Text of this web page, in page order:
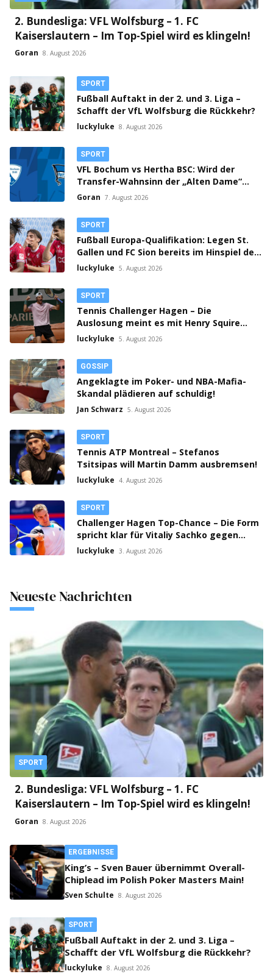
2. Bundesliga: VFL Wolfsburg – 1. FC
Kaiserslautern – Im Top-Spiel wird es klingeln!
Goran 8. August 2026
SPORT
Fußball Auftakt in der 2. und 3. Liga –
Schafft der VfL Wolfsburg die Rückkehr?
luckyluke 8. August 2026
SPORT
VFL Bochum vs Hertha BSC: Wird der
Transfer-Wahnsinn der „Alten Dame“
zum Verhängnis?
Goran 7. August 2026
SPORT
Fußball Europa-Qualifikation: Legen St.
Gallen und FC Sion bereits im Hinspiel den
Grundstein fürs Weiterkommen?
luckyluke 5. August 2026
SPORT
Tennis Challenger Hagen – Die
Auslosung meint es mit Henry Squire
gut!
luckyluke 5. August 2026
GOSSIP
Angeklagte im Poker- und NBA-Mafia-
Skandal plädieren auf schuldig!
Jan Schwarz 5. August 2026
SPORT
Tennis ATP Montreal – Stefanos
Tsitsipas will Martin Damm ausbremsen!
luckyluke 4. August 2026
SPORT
Challenger Hagen Top-Chance – Die Form
spricht klar für Vitaliy Sachko gegen
Lorenzo Guistino!
luckyluke 3. August 2026
Neueste Nachrichten
SPORT
2. Bundesliga: VFL Wolfsburg – 1. FC
Kaiserslautern – Im Top-Spiel wird es klingeln!
Goran 8. August 2026
ERGEBNISSE
King’s – Sven Bauer übernimmt Overall-
Chiplead im Polish Poker Masters Main!
Sven Schulte 8. August 2026
SPORT
Fußball Auftakt in der 2. und 3. Liga –
Schafft der VfL Wolfsburg die Rückkehr?
luckyluke 8. August 2026